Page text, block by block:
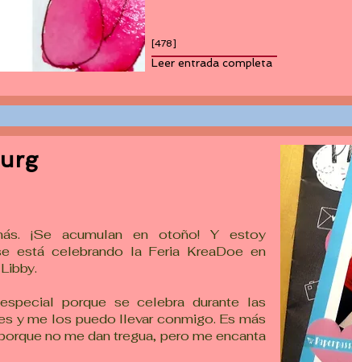
[478]
Leer entrada completa
¡Se acumulan en otoño! Y estoy
está celebrando la Feria KreaDoe en
porque se celebra durante las
y me los puedo llevar conmigo. Es más
no me dan tregua, pero me encanta